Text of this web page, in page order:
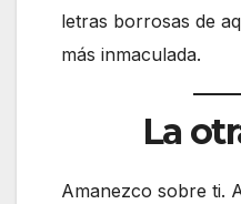
letras borrosas de
más inmaculada.
La
Amanezco sobre ti.